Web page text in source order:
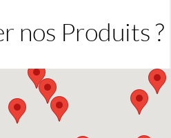
nos Produits ?